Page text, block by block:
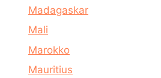
Madagaskar
Mali
Marokko
Mauritius